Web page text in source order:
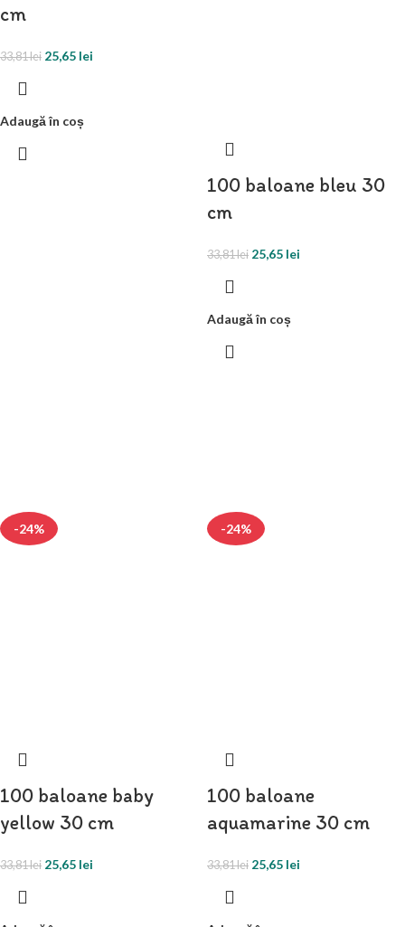
cm
33,81lei 25,65 lei
Adaugă în coș
100 baloane bleu 30
cm
33,81lei 25,65 lei
Adaugă în coș
-24%
100 baloane baby
yellow 30 cm
33,81lei 25,65 lei
-24%
100 baloane
aquamarine 30 cm
33,81lei 25,65 lei